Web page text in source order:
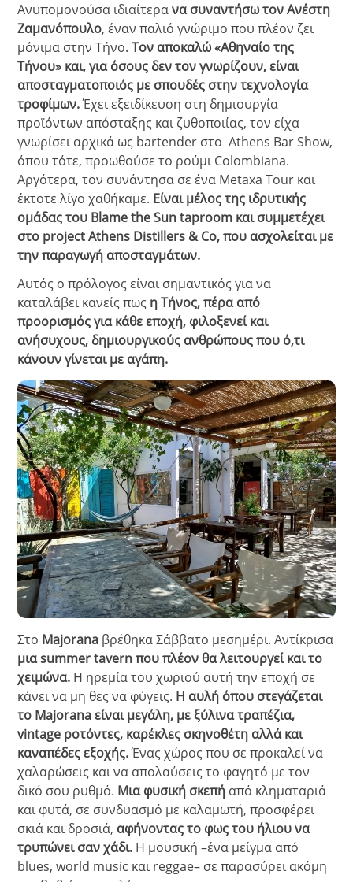
Ανυπομονούσα ιδιαίτερανα συναντήσω τον Ανέστη
Ζαμανόπουλο, έναν παλιό γνώριμο που πλέον ζει
μόνιμα στην Τήνο.Τον αποκαλώ «Αθηναίο της
Τήνου» και, για όσους δεν τον γνωρίζουν, είναι
αποσταγματοποιός με σπουδές στην τεχνολογία
τροφίμων.Έχει εξειδίκευση στη δημιουργία
προϊόντων απόσταξης και ζυθοποιίας, τον είχα
γνωρίσει αρχικά ως bartender στο Athens Bar Show,
όπου τότε, προωθούσε το ρούμι Colombiana.
Αργότερα, τον συνάντησα σε ένα Metaxa Tour και
έκτοτε λίγο χαθήκαμε. Είναι μέλος της ιδρυτικής
ομάδας του Blame the Sun taproom και συμμετέχει
στο project Athens Distillers & Co, που ασχολείται με
την παραγωγή αποσταγμάτων.
Αυτός ο πρόλογος είναι σημαντικός για να
καταλάβει κανείς πως η Τήνος, πέρα από
προορισμός για κάθε εποχή, φιλοξενεί και
ανήσυχους, δημιουργικούς ανθρώπους που ό,τι
κάνουν γίνεται με αγάπη.
Στο Majorana βρέθηκα Σάββατο μεσημέρι. Αντίκρισα
μια summer tavern που πλέον θα λειτουργεί και το
χειμώνα. Η ηρεμία του χωριού αυτή την εποχή σε
κάνει να μη θες να φύγεις. Η αυλή όπου στεγάζεται
το Majorana είναι μεγάλη, με ξύλινα τραπέζια,
vintage ροτόντες, καρέκλες σκηνοθέτη αλλά και
καναπέδες εξοχής.Ένας χώρος που σε προκαλεί να
χαλαρώσεις και να απολαύσεις το φαγητό με τον
δικό σου ρυθμό. Μια φυσική σκεπή από κληματαριά
και φυτά, σε συνδυασμό με καλαμωτή, προσφέρει
σκιά και δροσιά, αφήνοντας το φως του ήλιου να
τρυπώνει σαν χάδι. Η μουσική –ένα μείγμα από
blues, world music και reggae– σε παρασύρει ακόμη